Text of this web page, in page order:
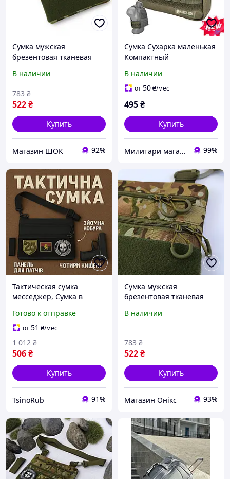
Сумка мужская
брезентовая тканевая
военные сумки, Сумка
FI-74 высокое качество
В наличии
522₴
783 ₴
Купить
Магазин ШОК 92%
Сумка Сухарка маленькая
Компактный
MARCK-MEN на РПС
Камербанд Плитоноску
В наличии
от50₴/мес
495₴
Купить
Милитари магазин ТМ "Marck-men" 99%
Тактическая сумка
месседжер, Сумка в
Маленькая мужская
брезентовая BD-54
Готово к отправке
от51 ₴/мес
506₴
1 012 ₴
Купить
TsinoRub 91%
Сумка мужская
брезентовая тканевая
военные сумки, Сумка
FI-74 хорошее качество
В наличии
522₴
783 ₴
Купить
Магазин Онікс 93%